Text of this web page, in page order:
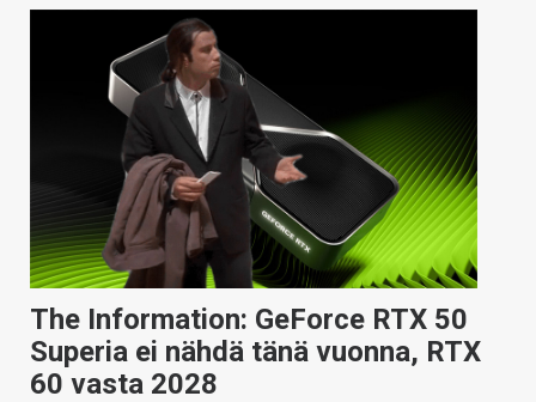
The Information: GeForce RTX 50
Superia ei nähdä tänä vuonna, RTX
60 vasta 2028